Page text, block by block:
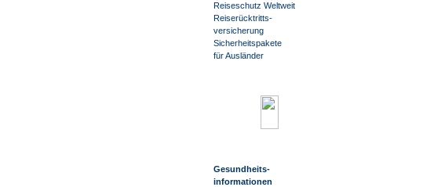
Reiseschutz Weltweit
Reiserücktritts-
versicherung
Sicherheitspakete
für Ausländer
Gesundheits-
informationen